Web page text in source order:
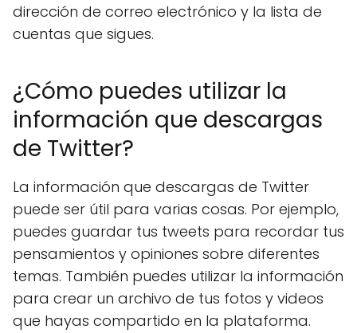
dirección de correo electrónico y la lista de
cuentas que sigues.
¿Cómo puedes utilizar la
información que descargas
de Twitter?
La información que descargas de Twitter
puede ser útil para varias cosas. Por ejemplo,
puedes guardar tus tweets para recordar tus
pensamientos y opiniones sobre diferentes
temas. También puedes utilizar la información
para crear un archivo de tus fotos y videos
que hayas compartido en la plataforma.